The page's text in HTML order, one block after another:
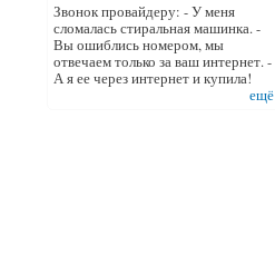
Звонок провайдеру: - У меня
сломалась стиральная машинка. -
Вы ошиблись номером, мы
отвечаем только за ваш интернет. -
А я ее через интернет и купила!
ещё